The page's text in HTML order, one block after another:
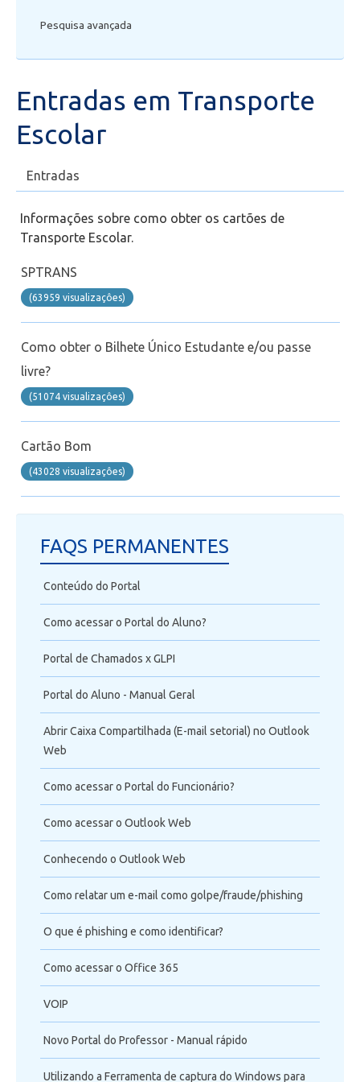
Secretaria de Administração Escolar - SAE
EAD
Suporte
Telefonia
Fluig
Feedz
Pesquisa avançada
Entradas em Transporte
Escolar
Entradas
Informações sobre como obter os cartões de
Transporte Escolar.
SPTRANS
(63959 visualizaçôes)
Como obter o Bilhete Único Estudante e/ou passe
livre?
(51074 visualizaçôes)
Cartão Bom
(43028 visualizaçôes)
FAQS PERMANENTES
Conteúdo do Portal
Como acessar o Portal do Aluno?
Portal de Chamados x GLPI
Portal do Aluno - Manual Geral
Abrir Caixa Compartilhada (E-mail setorial) no Outlook
Web
Como acessar o Portal do Funcionário?
Como acessar o Outlook Web
Conhecendo o Outlook Web
Como relatar um e-mail como golpe/fraude/phishing
O que é phishing e como identificar?
Como acessar o Office 365
VOIP
Novo Portal do Professor - Manual rápido
Utilizando a Ferramenta de captura do Windows para